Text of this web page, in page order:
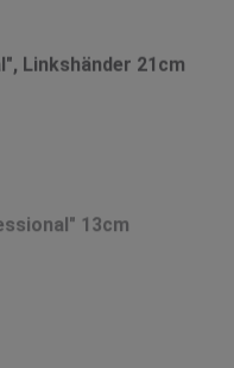
Linkshänder 21cm
13cm